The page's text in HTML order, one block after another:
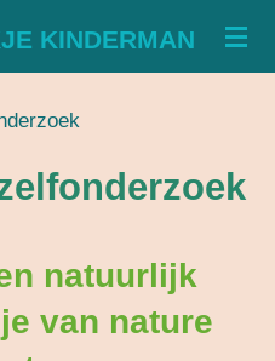
KINDERMAN
natuurlijk
van nature